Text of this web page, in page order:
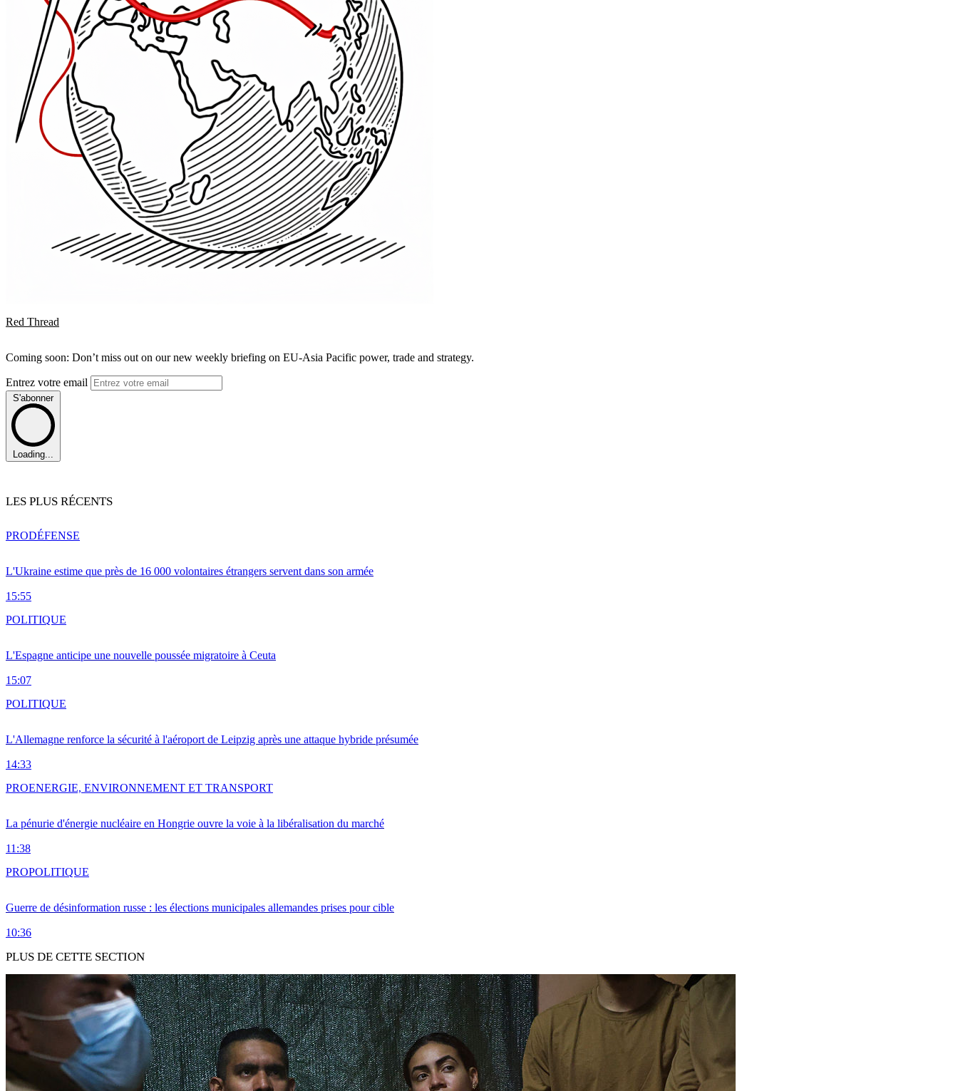
Red Thread
Coming soon: Don’t miss out on our new weekly briefing on EU-Asia Pacific power, trade and strategy.
Entrez votre email
S'abonner
Loading...
LES PLUS RÉCENTS
L'Ukraine estime que près de 16 000 volontaires étrangers servent dans son armée
15:55
PRODÉFENSE
L'Espagne anticipe une nouvelle poussée migratoire à Ceuta
15:07
POLITIQUE
L'Allemagne renforce la sécurité à l'aéroport de Leipzig après une attaque hybride présumée
14:33
POLITIQUE
La pénurie d'énergie nucléaire en Hongrie ouvre la voie à la libéralisation du marché
11:38
PROENERGIE, ENVIRONNEMENT ET TRANSPORT
Guerre de désinformation russe : les élections municipales allemandes prises pour cible
10:36
PROPOLITIQUE
PLUS DE CETTE SECTION